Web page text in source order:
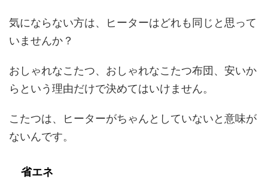
気にならない方は、ヒーターはどれも同じと思って
いませんか？
おしゃれなこたつ、おしゃれなこたつ布団、安いか
らという理由だけで決めてはいけません。
こたつは、ヒーターがちゃんとしていないと意味が
ないんです。
省エネ